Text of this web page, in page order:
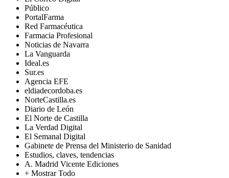
Público
PortalFarma
Red Farmacéutica
Farmacia Profesional
Noticias de Navarra
La Vanguarda
Ideal.es
Sur.es
Agencia EFE
eldiadecordoba.es
NorteCastilla.es
Diario de León
El Norte de Castilla
La Verdad Digital
El Semanal Digital
Gabinete de Prensa del Ministerio de Sanidad
Estudios, claves, tendencias
A. Madrid Vicente Ediciones
+ Mostrar Todo